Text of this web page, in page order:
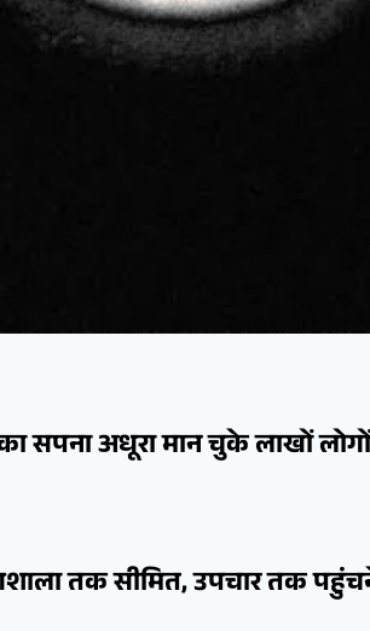
का सपना अधूरा मान चुके लाखों
तक सीमित, उपचार तक